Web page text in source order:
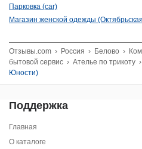
Парковка (car)
Магазин женской одежды
Отзывы.com › Россия › Белово ›
бытовой сервис › Ателье по трикоту ›
Юности)
Поддержка
Главная
О каталоге